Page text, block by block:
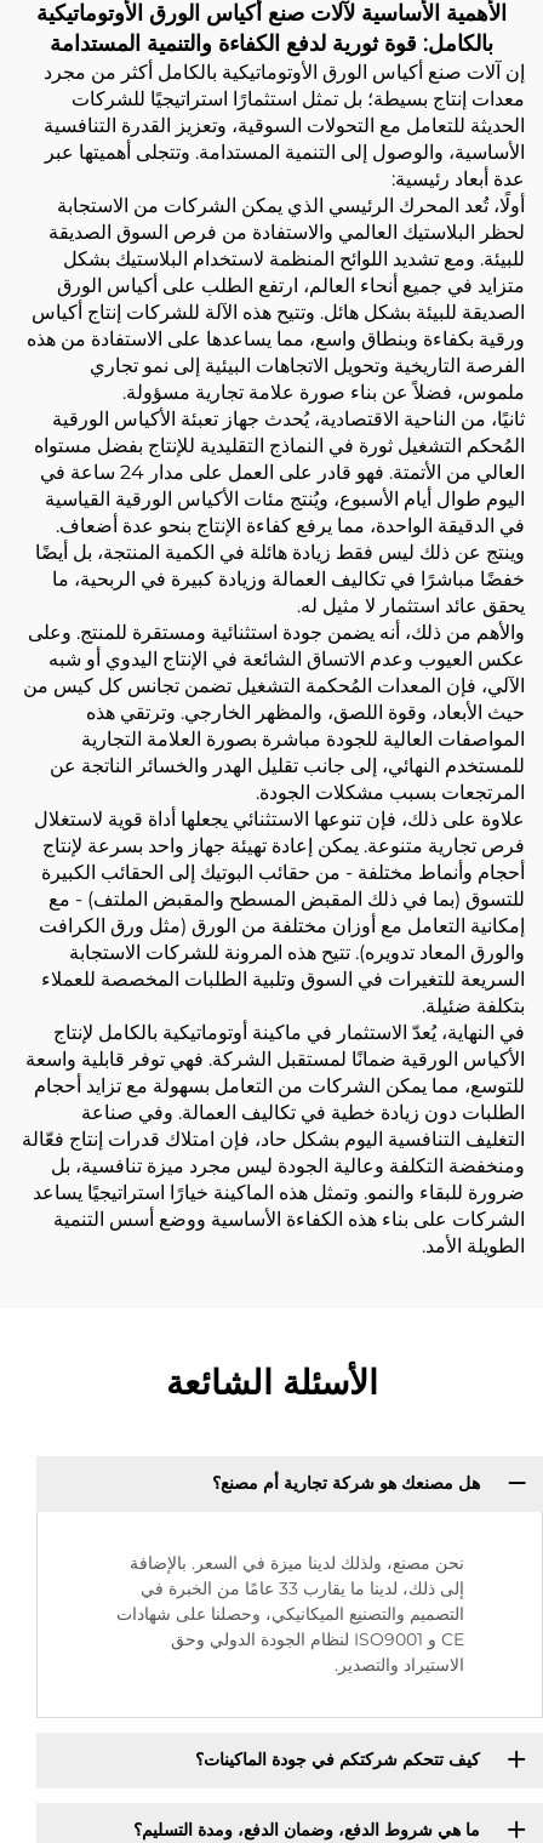
الأهمية الأساسية لآلات صنع أكياس الورق الأوتوماتيكية
بالكامل: قوة ثورية لدفع الكفاءة والتنمية المستدامة
إن آلات صنع أكياس الورق الأوتوماتيكية بالكامل أكثر من مجرد
معدات إنتاج بسيطة؛ بل تمثل استثمارًا استراتيجيًا للشركات
الحديثة للتعامل مع التحولات السوقية، وتعزيز القدرة التنافسية
الأساسية، والوصول إلى التنمية المستدامة. وتتجلى أهميتها عبر
عدة أبعاد رئيسية:
أولًا، تُعد المحرك الرئيسي الذي يمكن الشركات من الاستجابة
لحظر البلاستيك العالمي والاستفادة من فرص السوق الصديقة
للبيئة. ومع تشديد اللوائح المنظمة لاستخدام البلاستيك بشكل
متزايد في جميع أنحاء العالم، ارتفع الطلب على أكياس الورق
الصديقة للبيئة بشكل هائل. وتتيح هذه الآلة للشركات إنتاج أكياس
ورقية بكفاءة وبنطاق واسع، مما يساعدها على الاستفادة من هذه
الفرصة التاريخية وتحويل الاتجاهات البيئية إلى نمو تجاري
ملموس، فضلاً عن بناء صورة علامة تجارية مسؤولة.
ثانيًا، من الناحية الاقتصادية، يُحدث جهاز تعبئة الأكياس الورقية
المُحكم التشغيل ثورة في النماذج التقليدية للإنتاج بفضل مستواه
العالي من الأتمتة. فهو قادر على العمل على مدار 24 ساعة في
اليوم طوال أيام الأسبوع، ويُنتج مئات الأكياس الورقية القياسية
في الدقيقة الواحدة، مما يرفع كفاءة الإنتاج بنحو عدة أضعاف.
وينتج عن ذلك ليس فقط زيادة هائلة في الكمية المنتجة، بل أيضًا
خفضًا مباشرًا في تكاليف العمالة وزيادة كبيرة في الربحية، ما
يحقق عائد استثمار لا مثيل له.
والأهم من ذلك، أنه يضمن جودة استثنائية ومستقرة للمنتج. وعلى
عكس العيوب وعدم الاتساق الشائعة في الإنتاج اليدوي أو شبه
الآلي، فإن المعدات المُحكمة التشغيل تضمن تجانس كل كيس من
حيث الأبعاد، وقوة اللصق، والمظهر الخارجي. وترتقي هذه
المواصفات العالية للجودة مباشرة بصورة العلامة التجارية
للمستخدم النهائي، إلى جانب تقليل الهدر والخسائر الناتجة عن
المرتجعات بسبب مشكلات الجودة.
علاوة على ذلك، فإن تنوعها الاستثنائي يجعلها أداة قوية لاستغلال
فرص تجارية متنوعة. يمكن إعادة تهيئة جهاز واحد بسرعة لإنتاج
أحجام وأنماط مختلفة - من حقائب البوتيك إلى الحقائب الكبيرة
للتسوق (بما في ذلك المقبض المسطح والمقبض الملتف) - مع
إمكانية التعامل مع أوزان مختلفة من الورق (مثل ورق الكرافت
والورق المعاد تدويره). تتيح هذه المرونة للشركات الاستجابة
السريعة للتغيرات في السوق وتلبية الطلبات المخصصة للعملاء
بتكلفة ضئيلة.
في النهاية، يُعدّ الاستثمار في ماكينة أوتوماتيكية بالكامل لإنتاج
الأكياس الورقية ضمانًا لمستقبل الشركة. فهي توفر قابلية واسعة
للتوسع، مما يمكن الشركات من التعامل بسهولة مع تزايد أحجام
الطلبات دون زيادة خطية في تكاليف العمالة. وفي صناعة
التغليف التنافسية اليوم بشكل حاد، فإن امتلاك قدرات إنتاج فعّالة
ومنخفضة التكلفة وعالية الجودة ليس مجرد ميزة تنافسية، بل
ضرورة للبقاء والنمو. وتمثل هذه الماكينة خيارًا استراتيجيًا يساعد
الشركات على بناء هذه الكفاءة الأساسية ووضع أسس التنمية
الطويلة الأمد.
الأسئلة الشائعة
هل مصنعك هو شركة تجارية أم مصنع؟
نحن مصنع، ولذلك لدينا ميزة في السعر. بالإضافة
إلى ذلك، لدينا ما يقارب 33 عامًا من الخبرة في
التصميم والتصنيع الميكانيكي، وحصلنا على شهادات
CE و ISO9001 لنظام الجودة الدولي وحق
الاستيراد والتصدير.
كيف تتحكم شركتكم في جودة الماكينات؟
ما هي شروط الدفع، وضمان الدفع، ومدة التسليم؟